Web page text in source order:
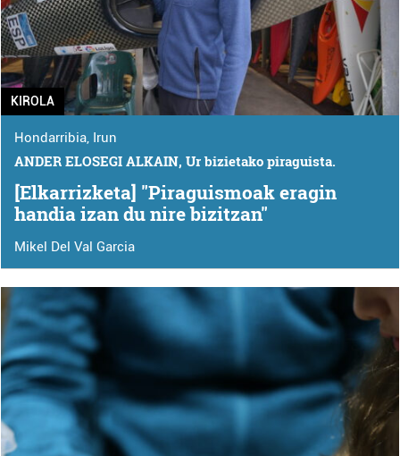
KIROLA
Hondarribia, Irun
ANDER ELOSEGI ALKAIN, Ur bizietako piraguista.
[Elkarrizketa] "Piraguismoak eragin
handia izan du nire bizitzan"
Mikel Del Val Garcia